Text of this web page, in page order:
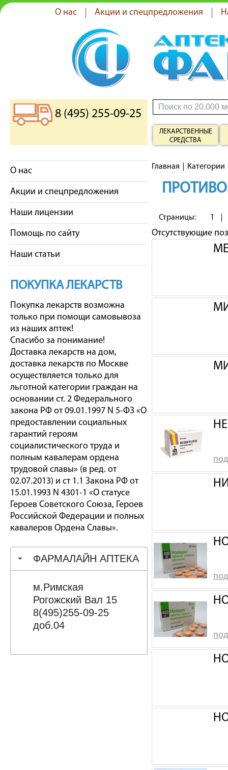
О нас Акции и спецпредложения
8 (495) 255-09-25
ЛЕКАРСТВЕННЫЕ
СРЕДСТВА
О нас
Акции и спецпредложения
Наши лицензии
Помощь по сайту
Наши статьи
ПОКУПКА ЛЕКАРСТВ
Покупка лекарств возможна
только при помощи самовывоза
из наших аптек!
Спасибо за понимание!
Доставка лекарств на дом,
доставка лекарств по Москве
осуществляется только для
льготной категории граждан на
основании ст. 2 Федерального
закона РФ от 09.01.1997 N 5-ФЗ «О
предоставлении социальных
гарантий героям
социалистического труда и
полным кавалерам ордена
трудовой славы» (в ред. от
02.07.2013) и ст 1.1 Закона РФ от
15.01.1993 N 4301-1 «О статусе
Героев Советского Союза, Героев
Российской Федерации и полных
кавалеров Ордена Славы».
ФАРМАЛАЙН АПТЕКА
м.Римская
Рогожский Вал 15
8(495)255-09-25
доб.04
Главная Категории
Страницы: 1
Отсутствующие